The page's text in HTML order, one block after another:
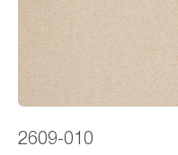
2609-010